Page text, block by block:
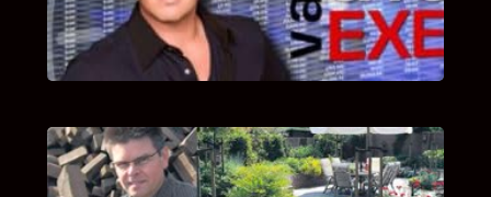
van Bricks and Stones aan dit programma.
INTERVIEW MET HANS BOEREMA